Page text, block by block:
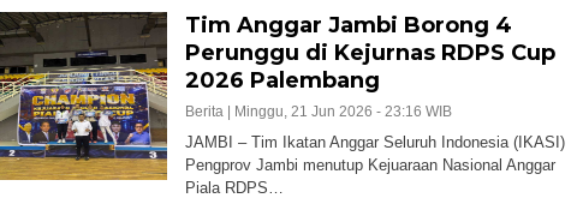
Tim Anggar Jambi Borong 4
Perunggu di Kejurnas RDPS Cup
2026 Palembang
Berita | Minggu, 21 Jun 2026 - 23:16 WIB
JAMBI – Tim Ikatan Anggar Seluruh Indonesia (IKASI)
Pengprov Jambi menutup Kejuaraan Nasional Anggar
Piala RDPS…